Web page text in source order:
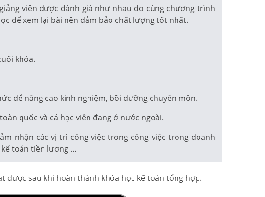
viên được đánh giá như nhau do cùng chương trình
để xem lại bài nên đảm bảo chất lượng tốt nhất.
khóa.
để nâng cao kinh nghiệm, bồi dưỡng chuyên môn.
quốc và cả học viên đang ở nước ngoài.
nhận các vị trí công việc trong công việc trong doanh
toán tiền lương …
được sau khi hoàn thành khóa học kế toán tổng hợp.